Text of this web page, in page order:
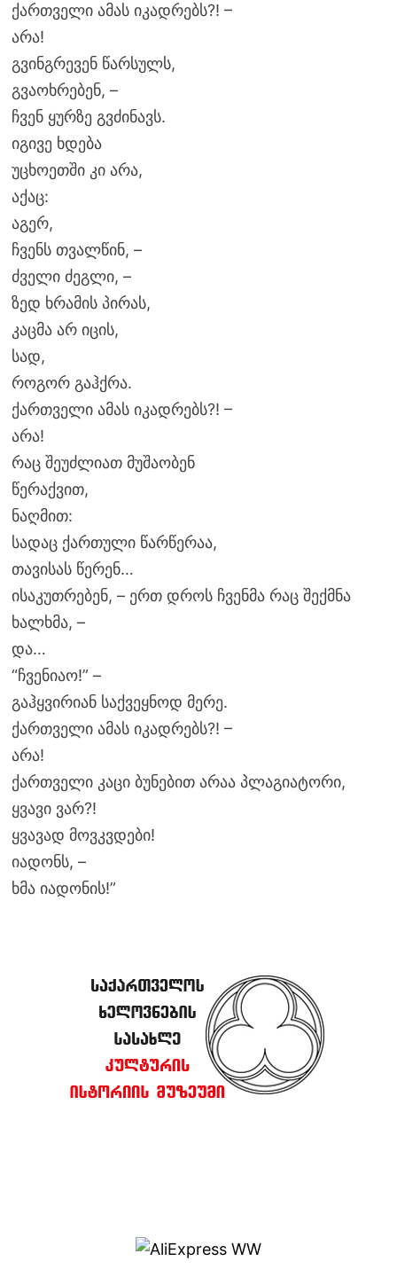
ქართველი ამას იკადრებს?! –
არა!
გვინგრევენ წარსულს,
გვაოხრებენ, –
ჩვენ ყურზე გვძინავს.
იგივე ხდება
უცხოეთში კი არა,
აქაც:
აგერ,
ჩვენს თვალწინ, –
ძველი ძეგლი, –
ზედ ხრამის პირას,
კაცმა არ იცის,
სად,
როგორ გაჰქრა.
ქართველი ამას იკადრებს?! –
არა!
რაც შეუძლიათ მუშაობენ
წერაქვით,
ნაღმით:
სადაც ქართული წარწერაა,
თავისას წერენ…
ისაკუთრებენ, – ერთ დროს ჩვენმა რაც შექმნა
ხალხმა, –
და…
“ჩვენიაო!” –
გაჰყვირიან საქვეყნოდ მერე.
ქართველი ამას იკადრებს?! –
არა!
ქართველი კაცი ბუნებით არაა პლაგიატორი,
ყვავი ვარ?!
ყვავად მოვკვდები!
იადონს, –
ხმა იადონის!”